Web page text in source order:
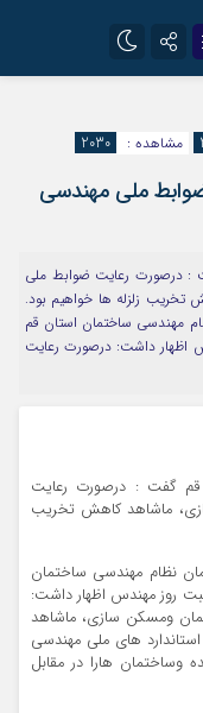
مشاهده : 2030
ملی مهندسی
: درصورت رعایت ضوابط ملی
زلزله ها خواهیم بود.
مهندسی ساختمان استان قم
اظهار داشت: درصورت رعایت
قم گفت : درصورت رعایت
ماشاهد کاهش تخریب
نظام مهندسی ساختمان
روز مهندس اظهار داشت:
ومسکن سازی، ماشاهد
های ملی مهندسی
وساختمان هارا در مقابل